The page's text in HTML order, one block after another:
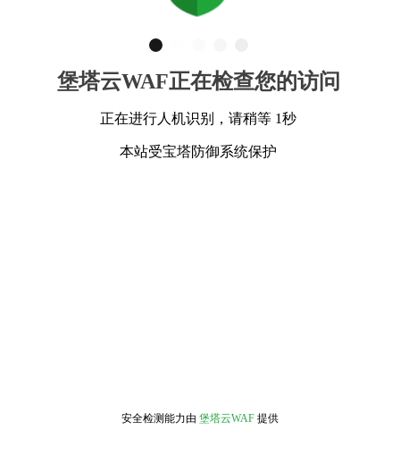
堡塔云WAF正在检查您的访问
正在进行人机识别，请稍等 1秒
本站受宝塔防御系统保护
安全检测能力由 堡塔云WAF 提供